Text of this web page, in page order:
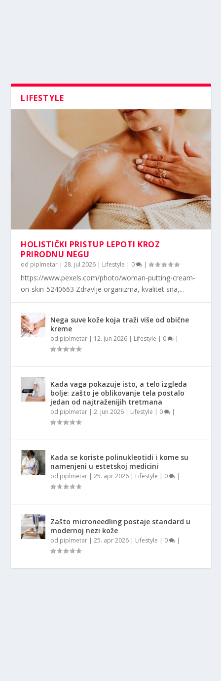
LIFESTYLE
HOLISTIČKI PRISTUP LEPOTI KROZ
PRIRODNU NEGU
od piplmetar |28. jul 2026 | Lifestyle | 0 |
https://www.pexels.com/photo/woman-putting-cream-
on-skin-5240663 Zdravlje organizma, kvalitet sna,...
Nega suve kože koja traži više od obične
kreme
od piplmetar | 12. jun 2026 | Lifestyle | 0 |
Kada vaga pokazuje isto, a telo izgleda
bolje: zašto je oblikovanje tela postalo
jedan od najtraženijih tretmana
od piplmetar |2. jun 2026 | Lifestyle | 0 |
Kada se koriste polinukleotidi i kome su
namenjeni u estetskoj medicini
od piplmetar |25. apr 2026 | Lifestyle | 0 |
Zašto microneedling postaje standard u
modernoj nezi kože
od piplmetar |25. apr 2026 | Lifestyle | 0 |